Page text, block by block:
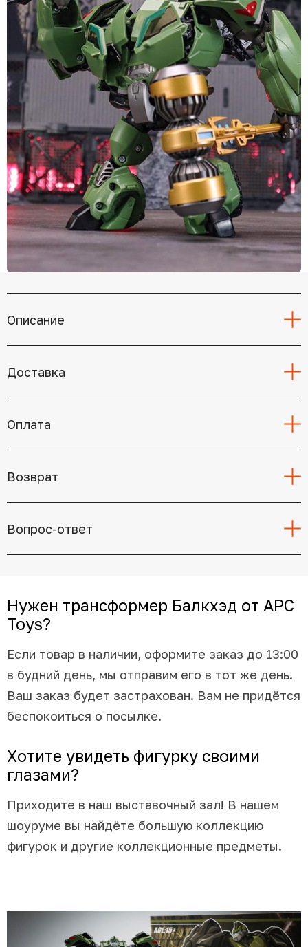
Описание
Доставка
Оплата
Возврат
Вопрос-ответ
Нужен трансформер Балкхэд от APC
Toys?
Если товар в наличии, оформите заказ до 13:00
в будний день, мы отправим его в тот же день.
Ваш заказ будет застрахован. Вам не придётся
беспокоиться о посылке.
Хотите увидеть фигурку своими
глазами?
Приходите в наш выставочный зал! В нашем
шоуруме вы найдёте большую коллекцию
фигурок и другие коллекционные предметы.